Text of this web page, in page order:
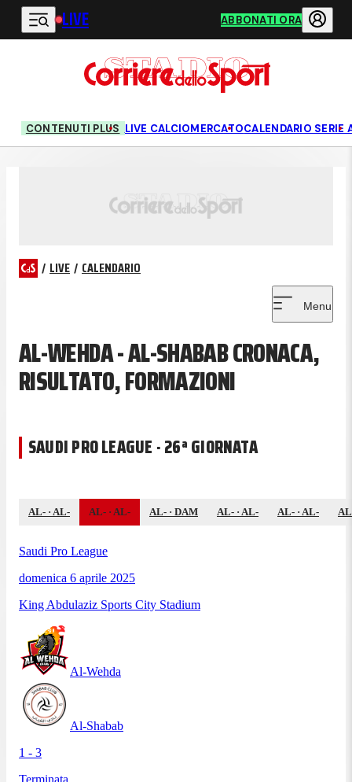
Vai al contenuto principale
LIVE ABBONATI ORA
CONTENUTI PLUS LIVE CALCIOMERCATOCALENDARIO SERIE
/ LIVE / CALENDARIO
Menu
AL-WEHDA - AL-SHABAB CRONACA,
RISULTATO, FORMAZIONI
SAUDI PRO LEAGUE · 26ª GIORNATA
AL- · AL- AL- · AL- AL- · DAM AL- · AL- AL- · AL-
Saudi Pro League
domenica 6 aprile 2025
King Abdulaziz Sports City Stadium
Al-Wehda
Al-Shabab
1 - 3
Terminata